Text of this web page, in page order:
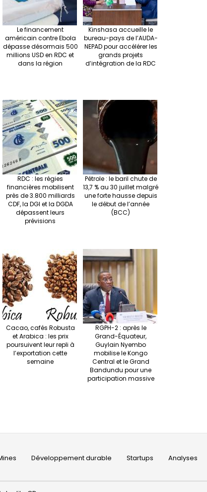
Le financement
américain contre Ebola
dépasse désormais 500
millions USD en RDC et
dans la région
Kinshasa accueille le
bureau-pays de l’AUDA-
NEPAD pour accélérer les
grands projets
d’intégration de la RDC
RDC : les régies
financières mobilisent
près de 3.800 milliards
CDF, la DGI et la DGDA
dépassent leurs
prévisions
Pétrole : le baril chute de
13,7 % au 30 juillet malgré
une forte hausse depuis
le début de l’année
(BCC)
Cacao, cafés Robusta
et Arabica : les prix
poursuivent leur repli à
l’exportation cette
semaine
RGPH-2 : après le
Grand-Équateur,
Guylain Nyembo
mobilise le Kongo
Central et le Grand
Bandundu pour une
participation massive
Développement durable Startups
Analyses